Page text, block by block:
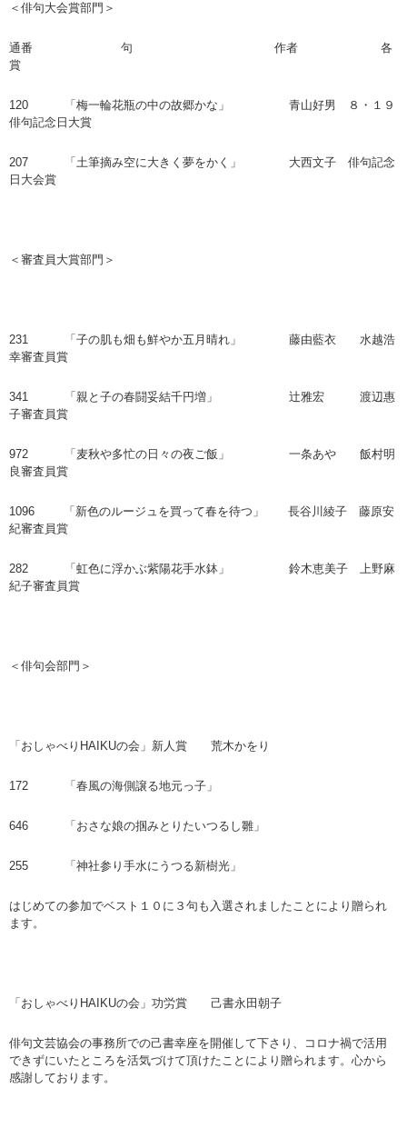
＜俳句大会賞部門＞
通番 句 作者 各
賞
120 「梅一輪花瓶の中の故郷かな」 青山好男 ８・１９
俳句記念日大賞
207 「土筆摘み空に大きく夢をかく」 大西文子 俳句記念
日大会賞
＜審査員大賞部門＞
231 「子の肌も畑も鮮やか五月晴れ」 藤由藍衣 水越浩
幸審査員賞
341 「親と子の春闘妥結千円増」 辻雅宏 渡辺惠
子審査員賞
972 「麦秋や多忙の日々の夜ご飯」 一条あや 飯村明
良審査員賞
1096 「新色のルージュを買って春を待つ」 長谷川綾子 藤原安
紀審査員賞
282 「虹色に浮かぶ紫陽花手水鉢」 鈴木恵美子 上野麻
紀子審査員賞
＜俳句会部門＞
「おしゃべりHAIKUの会」新人賞 荒木かをり
172 「春風の海側譲る地元っ子」
646 「おさな娘の掴みとりたいつるし雛」
255 「神社参り手水にうつる新樹光」
はじめての参加でベスト１０に３句も入選されましたことにより贈られ
ます。
「おしゃべりHAIKUの会」功労賞 己書永田朝子
俳句文芸協会の事務所での己書幸座を開催して下さり、コロナ禍で活用
できずにいたところを活気づけて頂けたことにより贈られます。心から
感謝しております。